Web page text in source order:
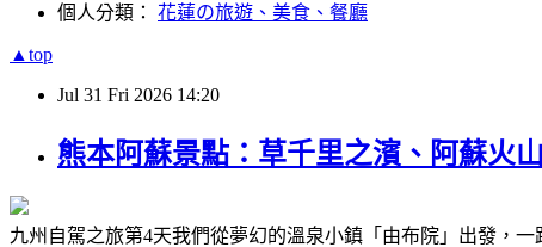
個人分類： 花蓮の旅遊、美食、餐廳
▲top
Jul 31 Fri 2026 14:20
熊本阿蘇景點：草千里之濱、阿蘇火
九州自駕之旅第4天我們從夢幻的溫泉小鎮「由布院」出發，